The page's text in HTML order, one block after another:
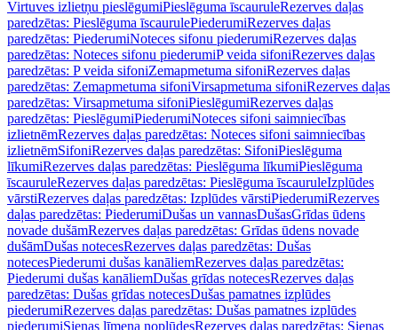
Virtuves izlietņu pieslēgumiPieslēguma īscauruleRezerves daļas
paredzētas: Pieslēguma īscaurulePiederumiRezerves daļas
paredzētas: PiederumiNoteces sifonu piederumiRezerves daļas
paredzētas: Noteces sifonu piederumiP veida sifoniRezerves daļas
paredzētas: P veida sifoniZemapmetuma sifoniRezerves daļas
paredzētas: Zemapmetuma sifoniVirsapmetuma sifoniRezerves daļas
paredzētas: Virsapmetuma sifoniPieslēgumiRezerves daļas
paredzētas: PieslēgumiPiederumiNoteces sifoni saimniecības
izlietnēmRezerves daļas paredzētas: Noteces sifoni saimniecības
izlietnēmSifoniRezerves daļas paredzētas: SifoniPieslēguma
līkumiRezerves daļas paredzētas: Pieslēguma līkumiPieslēguma
īscauruleRezerves daļas paredzētas: Pieslēguma īscauruleIzplūdes
vārstiRezerves daļas paredzētas: Izplūdes vārstiPiederumiRezerves
daļas paredzētas: PiederumiDušas un vannasDušasGrīdas ūdens
novade dušāmRezerves daļas paredzētas: Grīdas ūdens novade
dušāmDušas notecesRezerves daļas paredzētas: Dušas
notecesPiederumi dušas kanāliemRezerves daļas paredzētas:
Piederumi dušas kanāliemDušas grīdas notecesRezerves daļas
paredzētas: Dušas grīdas notecesDušas pamatnes izplūdes
piederumiRezerves daļas paredzētas: Dušas pamatnes izplūdes
piederumiSienas līmeņa noplūdesRezerves daļas paredzētas: Sienas